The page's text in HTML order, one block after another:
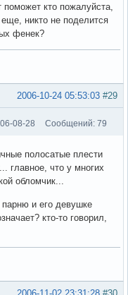
поможет кто пожалуйста,
никто не поделится
фенек?
#29
2006-10-24 05:53:03
08-28 Сообщений: 79
полосатые плести
главное, что у многих
обломчик...
и его девушке
кто-то говорил,